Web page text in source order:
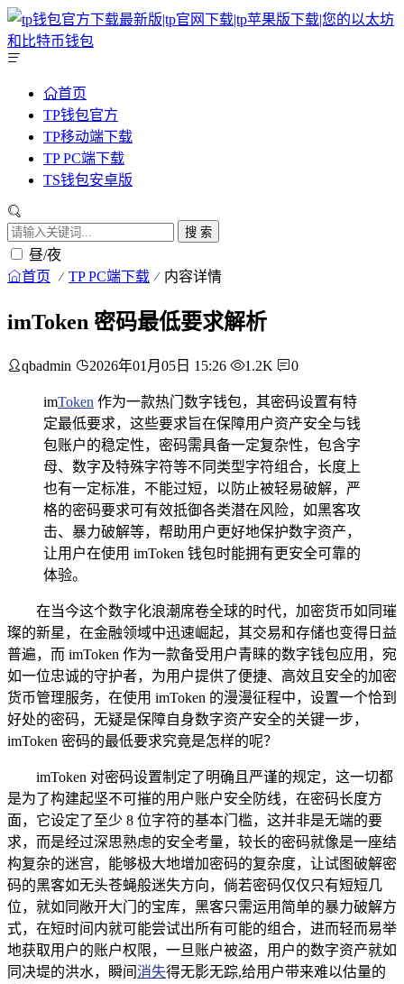
首页
TP钱包官方
TP移动端下载
TP PC端下载
TS钱包安卓版
搜 索
昼/夜
首页 TP PC端下载 内容详情
imToken 密码最低要求解析
qbadmin 2026年01月05日 15:26 1.2K 0
imToken 作为一款热门数字钱包，其密码设置有特
定最低要求，这些要求旨在保障用户资产安全与钱
包账户的稳定性，密码需具备一定复杂性，包含字
母、数字及特殊字符等不同类型字符组合，长度上
也有一定标准，不能过短，以防止被轻易破解，严
格的密码要求可有效抵御各类潜在风险，如黑客攻
击、暴力破解等，帮助用户更好地保护数字资产，
让用户在使用 imToken 钱包时能拥有更安全可靠的
体验。
在当今这个数字化浪潮席卷全球的时代，加密货币如同璀
璨的新星，在金融领域中迅速崛起，其交易和存储也变得日益
普遍，而 imToken 作为一款备受用户青睐的数字钱包应用，宛
如一位忠诚的守护者，为用户提供了便捷、高效且安全的加密
货币管理服务，在使用 imToken 的漫漫征程中，设置一个恰到
好处的密码，无疑是保障自身数字资产安全的关键一步，
imToken 密码的最低要求究竟是怎样的呢？
imToken 对密码设置制定了明确且严谨的规定，这一切都
是为了构建起坚不可摧的用户账户安全防线，在密码长度方
面，它设定了至少 8 位字符的基本门槛，这并非是无端的要
求，而是经过深思熟虑的安全考量，较长的密码就像是一座结
构复杂的迷宫，能够极大地增加密码的复杂度，让试图破解密
码的黑客如无头苍蝇般迷失方向，倘若密码仅仅只有短短几
位，就如同敞开大门的宝库，黑客只需运用简单的暴力破解方
式，在短时间内就可能尝试出所有可能的组合，进而轻而易举
地获取用户的账户权限，一旦账户被盗，用户的数字资产就如
同决堤的洪水，瞬间消失得无影无踪,给用户带来难以估量的